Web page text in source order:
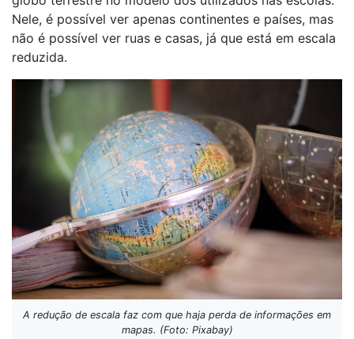
Nele, é possível ver apenas continentes e países, mas
não é possível ver ruas e casas, já que está em escala
reduzida.
A redução de escala faz com que haja perda de informações em
mapas. (Foto: Pixabay)